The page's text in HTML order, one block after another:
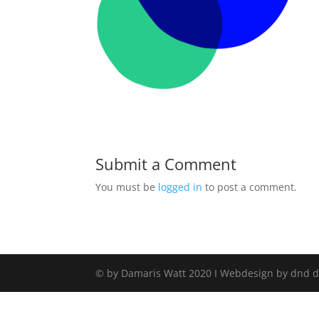
Submit a Comment
You must be logged in to post a comment.
© by Damaris Watt 2020 I Webdesign by dnd